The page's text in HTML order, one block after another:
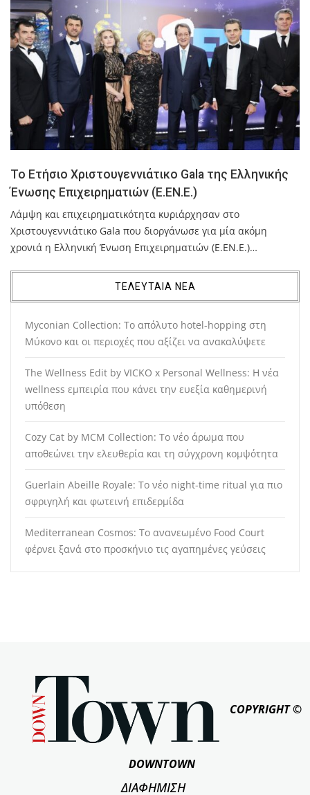
Το Ετήσιο Χριστουγεννιάτικο Gala της Ελληνικής
Ένωσης Επιχειρηματιών (Ε.ΕΝ.Ε.)
Λάμψη και επιχειρηματικότητα κυριάρχησαν στο
Χριστουγεννιάτικο Gala που διοργάνωσε για μία ακόμη
χρονιά η Ελληνική Ένωση Επιχειρηματιών (Ε.ΕΝ.Ε.)…
ΤΕΛΕΥΤΑΙΑ ΝΕΑ
Myconian Collection: Το απόλυτο hotel-hopping στη
Μύκονο και οι περιοχές που αξίζει να ανακαλύψετε
The Wellness Edit by VICKO x Personal Wellness: Η νέα
wellness εμπειρία που κάνει την ευεξία καθημερινή
υπόθεση
Cozy Cat by MCM Collection: Το νέο άρωμα που
αποθεώνει την ελευθερία και τη σύγχρονη κομψότητα
Guerlain Abeille Royale: Το νέο night-time ritual για πιο
σφριγηλή και φωτεινή επιδερμίδα
Mediterranean Cosmos: Το ανανεωμένο Food Court
φέρνει ξανά στο προσκήνιο τις αγαπημένες γεύσεις
COPYRIGHT ©
DOWNTOWN
ΔΙΑΦΗΜΙΣΗ